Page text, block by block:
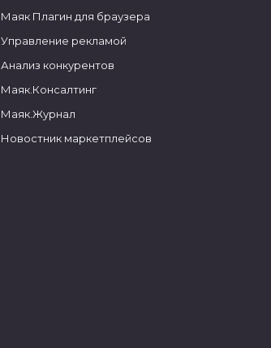
Маяк Плагин для браузера
Управление рекламой
Анализ конкурентов
Маяк.Консалтинг
Маяк.Журнал
Новостник маркетплейсов